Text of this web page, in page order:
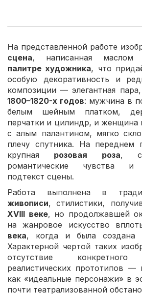
На представленной работе
сцена, написанная маслом
палитре художника, что
особую декоративность и
композиции — элегантная
1800–1820-х годов: мужчина в
белым шейным платком,
перчатки и цилиндр, и женщина
с алым палантином, мягко
плечу спутника. На переднем
крупная розовая роза,
романтические чувства и
подтекст сцены.
Работа выполнена в
живописи, стилистики,
XVIII веке, но продолжавшей
на жанровое искусство
века, когда и была создана
Характерной чертой таких
отсутствие
реалистических прототипов —
как «идеальные персонажи» в
почти театрализованной